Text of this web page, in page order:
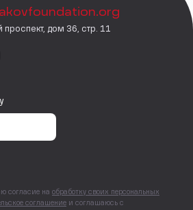
проспект, дом 36, стр. 11
согласие на обработку своих персональных
соглашение и соглашаюсь с